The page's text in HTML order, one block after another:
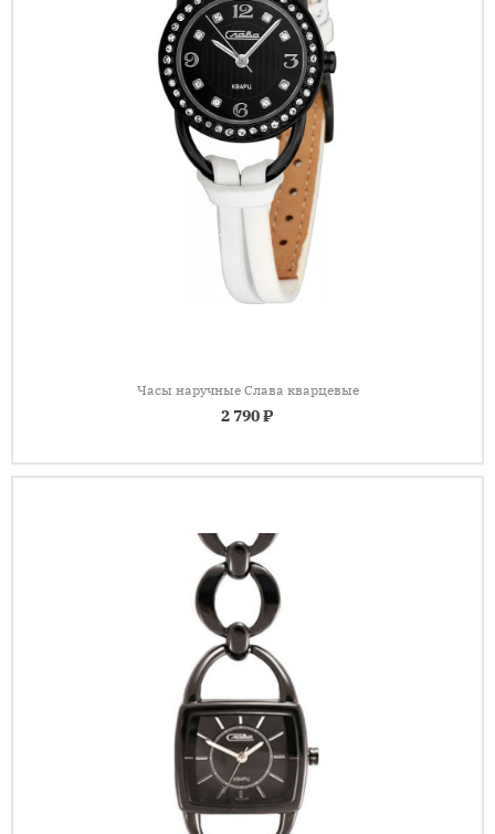
Часы наручные Слава кварцевые
2 790 ₽